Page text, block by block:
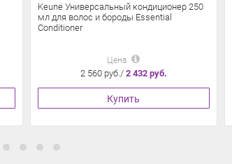
Keune Универсальный кондиционер 250
мл для волос и бороды Essential
Conditioner
Цена
2 560 руб./ 2 432 руб.
Купить